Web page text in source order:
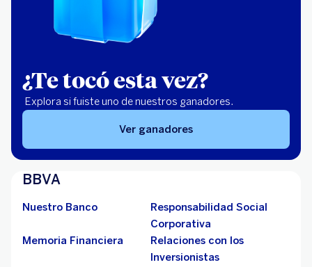
¿Te tocó esta vez?
Explora si fuiste uno de nuestros ganadores.
Ver ganadores
BBVA
Nuestro Banco
Responsabilidad Social
Corporativa
Memoria Financiera
Relaciones con los
Inversionistas